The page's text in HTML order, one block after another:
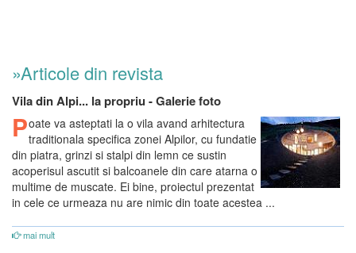
»Articole din revista
Vila din Alpi... la propriu - Galerie foto
Poate va asteptati la o vila avand arhitectura
traditionala specifica zonei Alpilor, cu fundatie
din piatra, grinzi si stalpi din lemn ce sustin
acoperisul ascutit si balcoanele din care atarna o
multime de muscate. Ei bine, proiectul prezentat
in cele ce urmeaza nu are nimic din toate acestea ...
mai mult